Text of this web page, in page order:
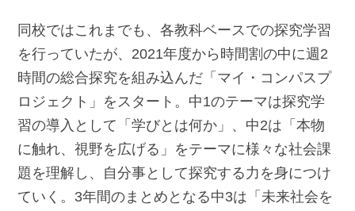
同校ではこれまでも、各教科ベースでの探究学習
を行っていたが、2021年度から時間割の中に週2
時間の総合探究を組み込んだ「マイ・コンパスプ
ロジェクト」をスタート。中1のテーマは探究学
習の導入として「学びとは何か」、中2は「本物
に触れ、視野を広げる」をテーマに様々な社会課
題を理解し、自分事として探究する力を身につけ
ていく。3年間のまとめとなる中3は「未来社会を